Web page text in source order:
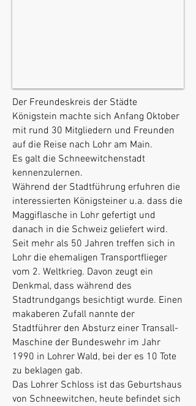
Der Freundeskreis der Städte
Königstein machte sich Anfang Oktober
mit rund 30 Mitgliedern und Freunden
auf die Reise nach Lohr am Main.
Es galt die Schneewitchenstadt
kennenzulernen.
Während der Stadtführung erfuhren die
interessierten Königsteiner u.a. dass die
Maggiflasche in Lohr gefertigt und
danach in die Schweiz geliefert wird.
Seit mehr als 50 Jahren treffen sich in
Lohr die ehemaligen Transportflieger
vom 2. Weltkrieg. Davon zeugt ein
Denkmal, dass während des
Stadtrundgangs besichtigt wurde. Einen
makaberen Zufall nannte der
Stadtführer den Absturz einer Transall-
Maschine der Bundeswehr im Jahr
1990 in Lohrer Wald, bei der es 10 Tote
zu beklagen gab.
Das Lohrer Schloss ist das Geburtshaus
von Schneewitchen, heute befindet sich